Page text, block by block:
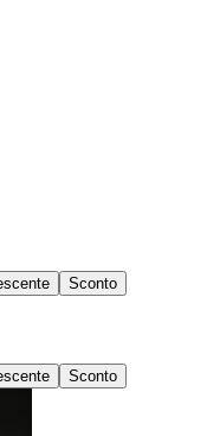
Sconto
Sconto